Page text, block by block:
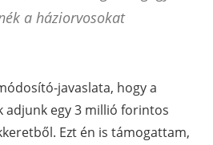
a háziorvosokat
javaslata, hogy a
adjunk egy 3 millió forintos
Ezt én is támogattam,